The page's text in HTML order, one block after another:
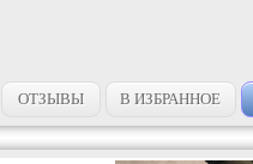
ОТЗЫВЫ В ИЗБРАННОЕ